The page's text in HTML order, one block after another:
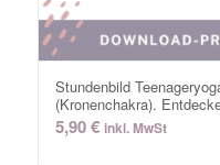
Stundenbild
(Kronenchakra).
5,90€ inkl. MwSt